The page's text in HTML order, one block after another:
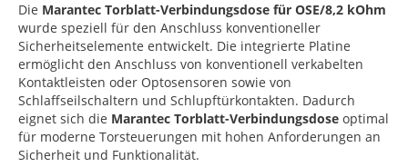
Die Marantec Torblatt-Verbindungsdose für OSE/8,2 kOhm
wurde speziell für den Anschluss konventioneller
Sicherheitselemente entwickelt. Die integrierte Platine
ermöglicht den Anschluss von konventionell verkabelten
Kontaktleisten oder Optosensoren sowie von
Schlaffseilschaltern und Schlupftürkontakten. Dadurch
eignet sich die Marantec Torblatt-Verbindungsdose optimal
für moderne Torsteuerungen mit hohen Anforderungen an
Sicherheit und Funktionalität.